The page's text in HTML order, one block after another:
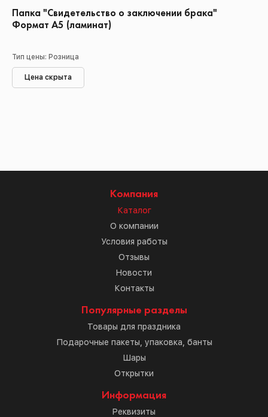
Папка "Свидетельство о заключении брака"
Формат А5 (ламинат)
Тип цены: Розница
Цена скрыта
Компания
Каталог
О компании
Условия работы
Отзывы
Новости
Контакты
Популярные разделы
Товары для праздника
Подарочные пакеты, упаковка, банты
Шары
Открытки
Информация
Реквизиты